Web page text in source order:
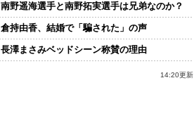
南野遥海選手と南野拓実選手は兄弟なのか？
倉持由香、結婚で「騙された」の声
長澤まさみベッドシーン称賛の理由
14:20更新